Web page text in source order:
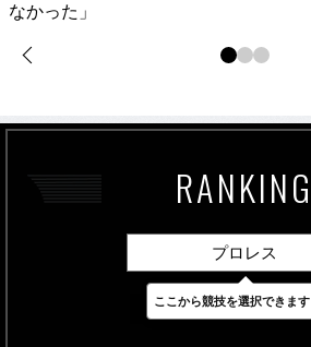
なかった」
RANKING
プロレス
最新 24時間
ここから競技を選択できます